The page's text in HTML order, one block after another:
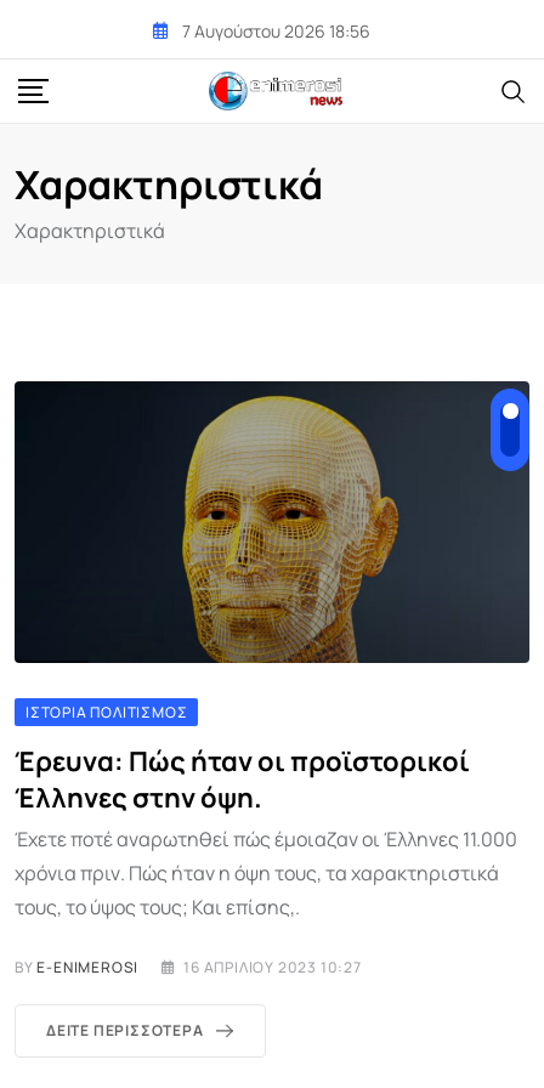
content
7 Αυγούστου 2026 18:56
Χαρακτηριστικά
Χαρακτηριστικά
ΙΣΤΟΡΊΑ ΠΟΛΙΤΙΣΜΌΣ
Έρευνα: Πώς ήταν οι προϊστορικοί
Έλληνες στην όψη.
Έχετε ποτέ αναρωτηθεί πώς έμοιαζαν οι Έλληνες 11.000
χρόνια πριν. Πώς ήταν η όψη τους, τα χαρακτηριστικά
τους, το ύψος τους; Και επίσης,.
BYE-ENIMEROSI 16 ΑΠΡΙΛΊΟΥ 2023 10:27
ΔΕΊΤΕ ΠΕΡΙΣΣΌΤΕΡΑ